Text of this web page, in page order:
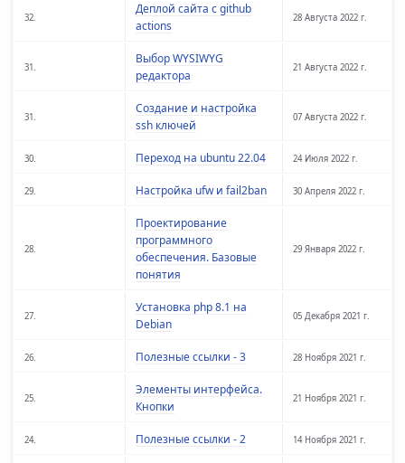
32.
Деплой сайта с github
actions
28 Августа 2022 г.
31.
Выбор WYSIWYG
редактора
21 Августа 2022 г.
31.
Создание и настройка
ssh ключей
07 Августа 2022 г.
30. Переход на ubuntu 22.04 24 Июля 2022 г.
29. Настройка ufw и fail2ban 30 Апреля 2022 г.
28.
Проектирование
программного
обеспечения. Базовые
понятия
29 Января 2022 г.
27.
Установка php 8.1 на
Debian
05 Декабря 2021 г.
26. Полезные ссылки - 3 28 Ноября 2021 г.
25.
Элементы интерфейса.
Кнопки
21 Ноября 2021 г.
24. Полезные ссылки - 2 14 Ноября 2021 г.